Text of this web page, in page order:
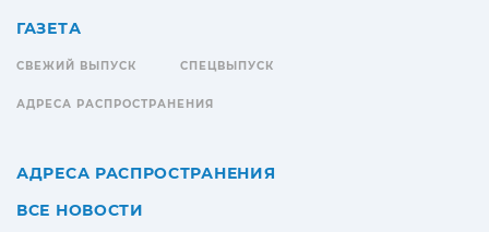
ГАЗЕТА
СВЕЖИЙ ВЫПУСК СПЕЦВЫПУСК
АДРЕСА РАСПРОСТРАНЕНИЯ
АДРЕСА РАСПРОСТРАНЕНИЯ
ВСЕ НОВОСТИ